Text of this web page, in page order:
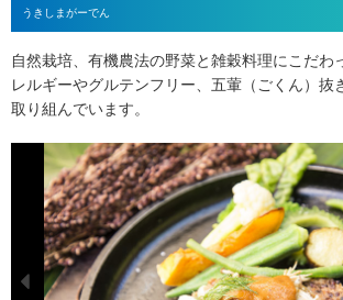
うきしまがーでん
自然栽培、有機農法の野菜と雑穀料理にこだわ
レルギーやグルテンフリー、五葷（ごくん）抜
取り組んでいます。